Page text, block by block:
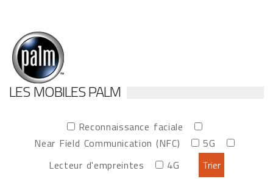
LES MOBILES PALM
Reconnaissance faciale
Near Field Communication (NFC)
5G
Lecteur d'empreintes
4G